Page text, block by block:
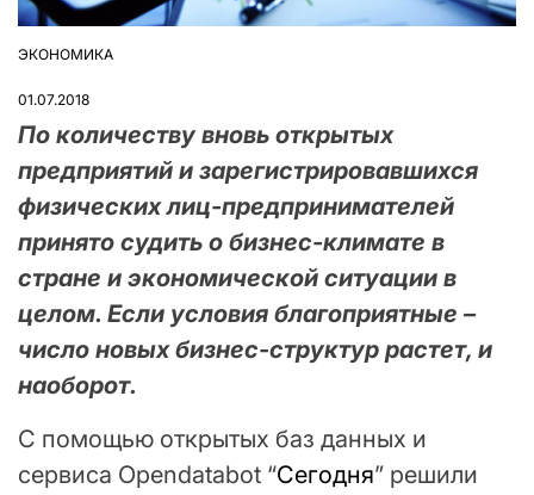
ОПУБЛІКУВАТИ
ЭКОНОМИКА
01.07.2018
По количеству вновь открытых
предприятий и зарегистрировавшихся
физических лиц-предпринимателей
принято судить о бизнес-климате в
стране и экономической ситуации в
целом. Если условия благоприятные –
число новых бизнес-структур растет, и
наоборот.
С помощью открытых баз данных и
сервиса Opendatabot “Сегодня” решили